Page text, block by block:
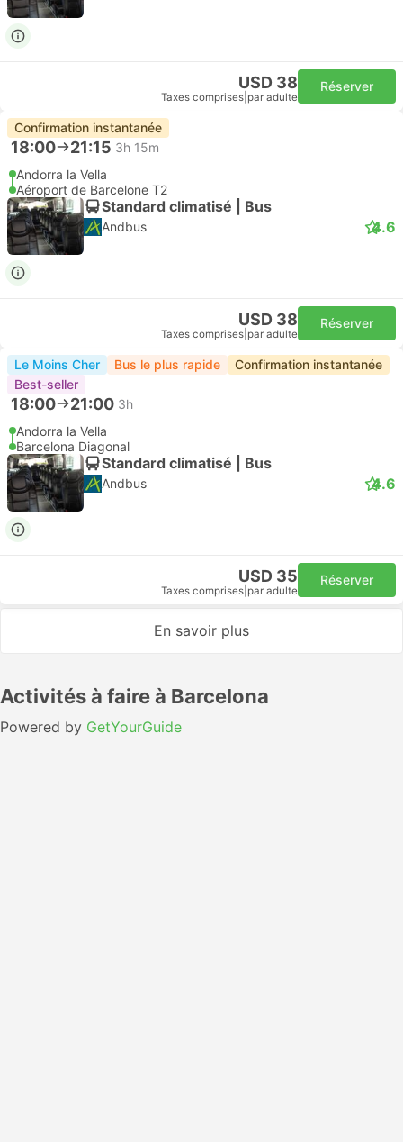
USD 38
Taxes comprises par adulte
Réserver
Confirmation instantanée
18:00 21:15 3h 15m
Andorra la Vella
Aéroport de Barcelone T2
Standard climatisé | Bus
Andbus 4.6
USD 38
Taxes comprises par adulte
Réserver
Le Moins Cher Bus le plus rapide
Confirmation instantanée
Best-seller
18:00 21:00 3h
Andorra la Vella
Barcelona Diagonal
Standard climatisé | Bus
Andbus 4.6
USD 35
Taxes comprises par adulte
Réserver
En savoir plus
Activités à faire à Barcelona
Powered by GetYourGuide